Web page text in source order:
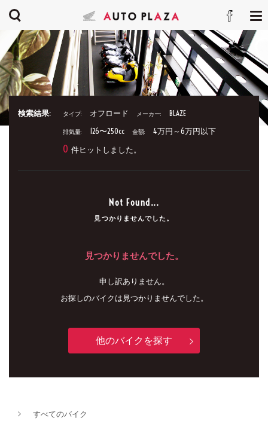
検索結果: タイプ: オフロード メーカー: BLAZE
排気量: 126〜250cc 金額: 4万円～6万円以下
0 件ヒットしました。
Not Found...
見つかりませんでした。
見つかりませんでした。
申し訳ありません。
お探しのバイクは見つかりませんでした。
他のバイクを探す
すべてのバイク
新車